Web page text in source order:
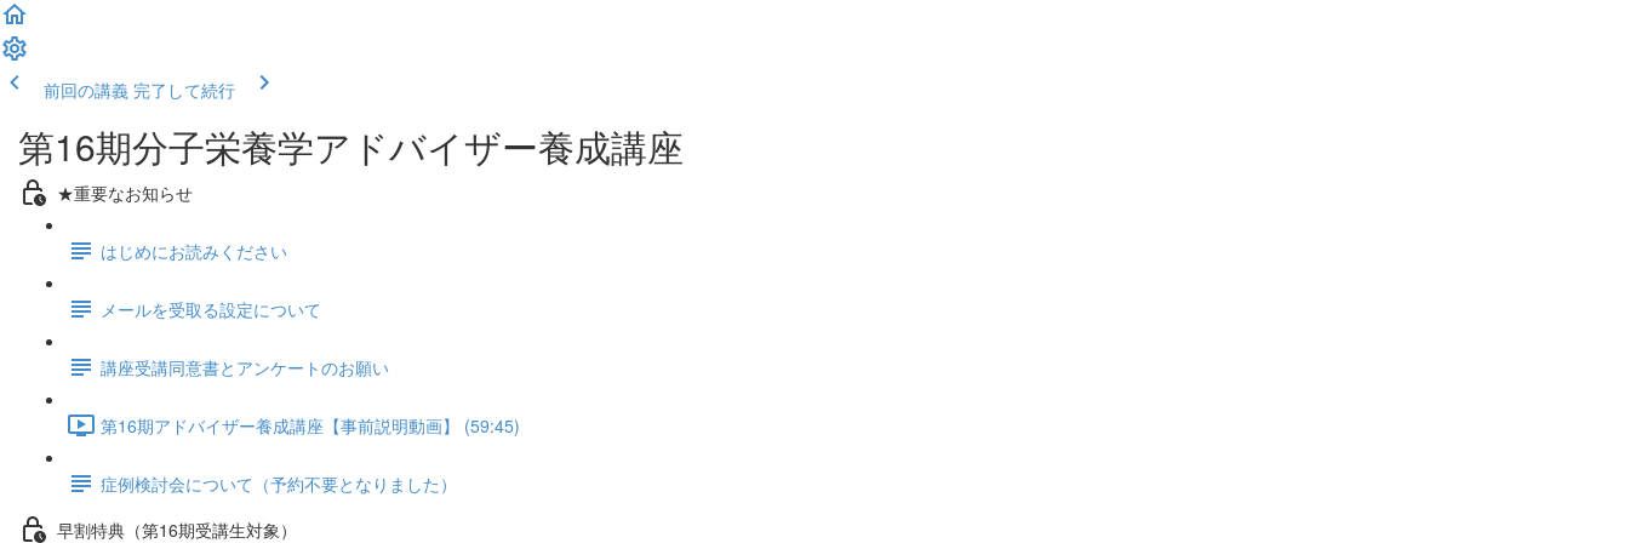
前回の講義 完了して続行
第16期分子栄養学アドバイザー養成講座
★重要なお知らせ
はじめにお読みください
メールを受取る設定について
講座受講同意書とアンケートのお願い
第16期アドバイザー養成講座【事前説明動画】 (59:45)
症例検討会について（予約不要となりました）
早割特典（第16期受講生対象）